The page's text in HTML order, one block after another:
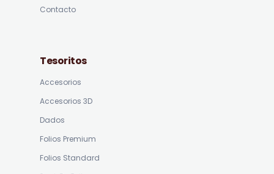
Contacto
Tesoritos
Accesorios
Accesorios 3D
Dados
Folios Premium
Folios Standard